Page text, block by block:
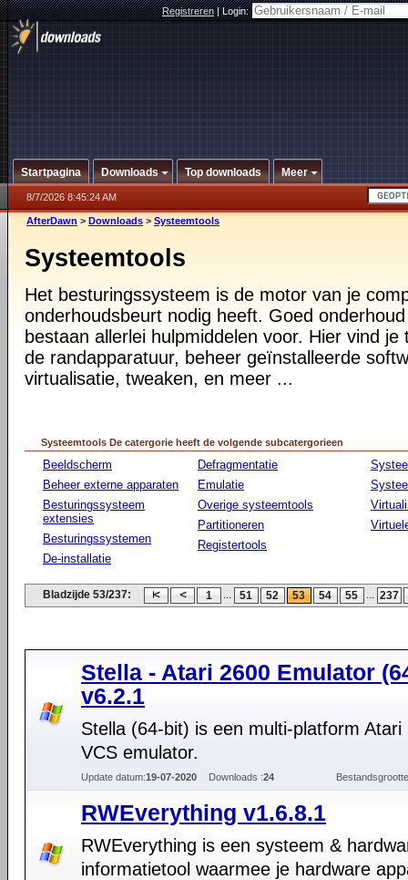
Registreren|Login:
Startpagina Downloads Top downloads Meer
8/7/2026 8:45:24 AM
AfterDawn > Downloads > Systeemtools
Systeemtools
Het besturingssysteem is de motor van je
onderhoudsbeurt nodig heeft. Goed
bestaan allerlei hulpmiddelen voor. Hier vind
de randapparatuur, beheer geïnstalleerde
virtualisatie, tweaken, en meer ...
Systeemtools De catergorie heeft de volgende subcatergorieen
Beeldscherm
Beheer externe apparaten
Besturingssysteem
extensies
Besturingssystemen
De-installatie
Defragmentatie
Emulatie
Overige systeemtools
Partitioneren
Registertools
Bladzijde 53/237: 1 ... 51 52 53 54 55 ... 237
Stella - Atari 2600 Emulator
v6.2.1
Stella (64-bit) is een multi-platform Atari
VCS emulator.
Update datum:19-07-2020 Downloads :24
RWEverything v1.6.8.1
RWEverything is een systeem &
informatietool waarmee je hardware